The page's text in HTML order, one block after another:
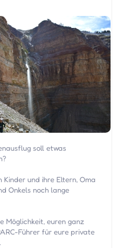
soll etwas
Kinder und ihre Eltern, Oma
Onkels noch lange
Möglichkeit, euren ganz
Führer für eure private